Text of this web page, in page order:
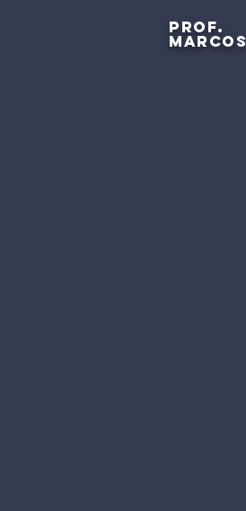
PROF.
MARCOS